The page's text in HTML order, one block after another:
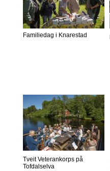
Familiedag i Knarestad
Tveit Veterankorps på
Tofdalselva